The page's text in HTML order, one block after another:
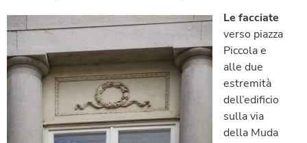
Le facciate
verso piazza
Piccola e
alle due
estremità
dell’edificio
sulla via
della Muda